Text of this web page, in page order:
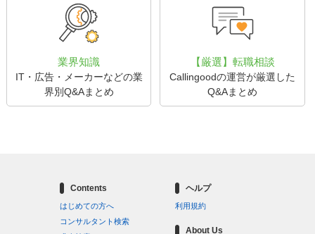
業界知識
IT・広告・メーカーなどの業
界別Q&Aまとめ
【厳選】転職相談
Callingoodの運営が厳選した
Q&Aまとめ
Contents
はじめての方へ
コンサルタント検索
ヘルプ
利用規約
About Us